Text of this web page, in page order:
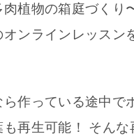
植物の箱庭づくり
オンラインレッスン
ら作っている途中で
も再生可能！ そんな